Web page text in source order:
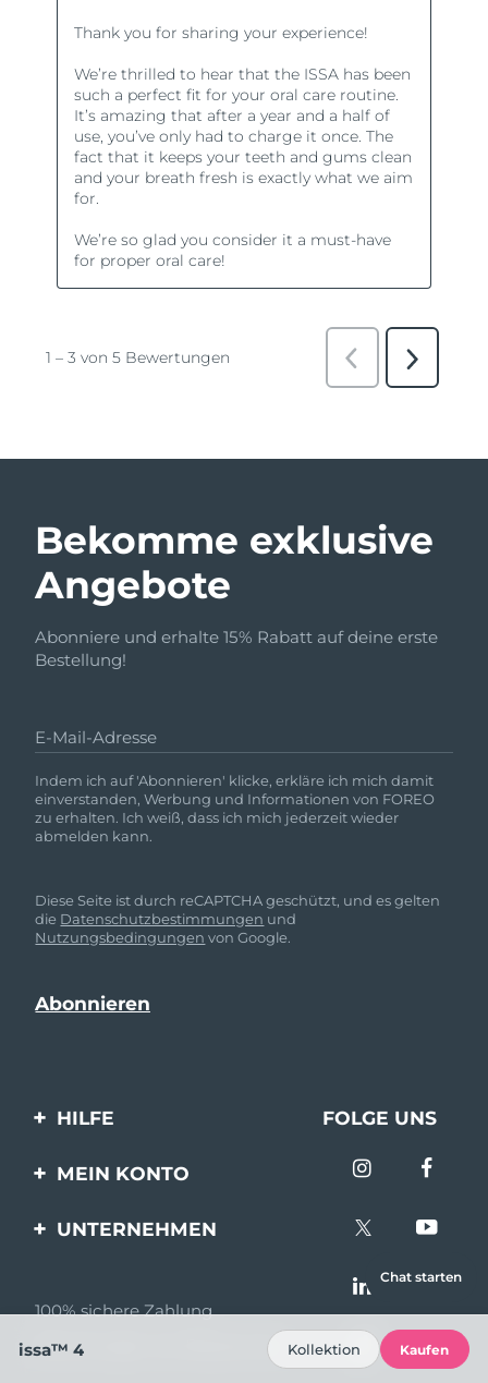
Bekomme exklusive
Angebote
Abonniere und erhalte 15% Rabatt auf deine erste
Bestellung!
E-Mail-Adresse
Indem ich auf 'Abonnieren' klicke, erkläre ich mich damit
einverstanden, Werbung und Informationen von FOREO
zu erhalten. Ich weiß, dass ich mich jederzeit wieder
abmelden kann.
Diese Seite ist durch reCAPTCHA geschützt, und es gelten
die Datenschutzbestimmungen und
Nutzungsbedingungen von Google.
HILFE
Kontaktiere uns
FOLGE UNS
MEIN KONTO
UNTERNEHMEN
Partnerprogramm
Partner Nachrichten
100% sichere Zahlung
Bewertungen von Bazaarvoice
Chat starten
issa™ 4 Kollektion Kaufen